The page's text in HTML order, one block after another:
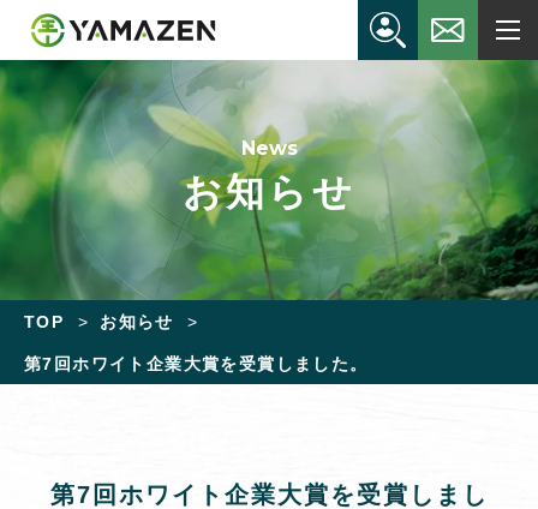
News
お知らせ
TOP お知らせ
第7回ホワイト企業大賞を受賞しました。
第7回ホワイト企業大賞を受賞しまし